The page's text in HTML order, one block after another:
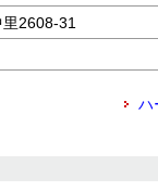
2608-31
ハ